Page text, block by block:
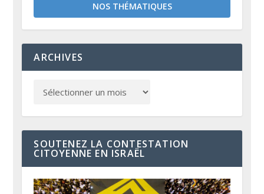
NOS THÉMATIQUES
ARCHIVES
SOUTENEZ LA CONTESTATION
CITOYENNE EN ISRAËL